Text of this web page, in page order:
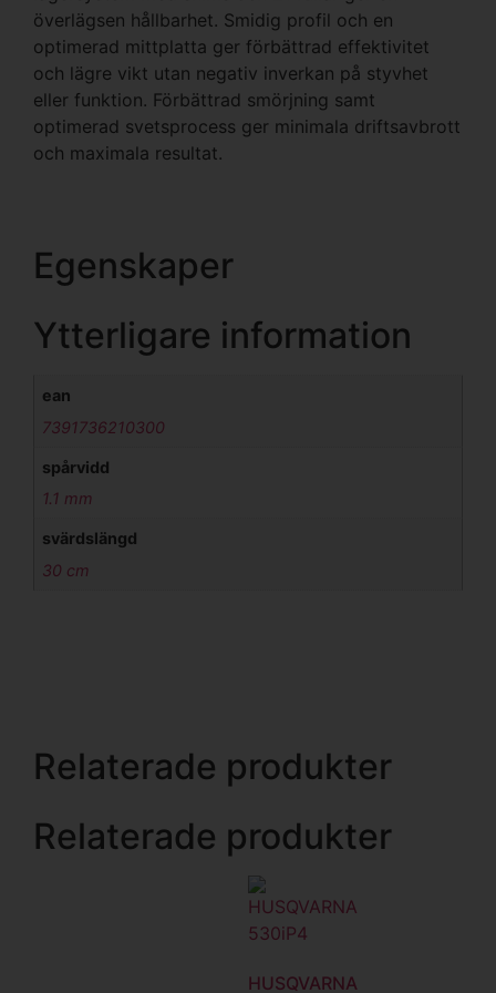
överlägsen hållbarhet. Smidig profil och en
optimerad mittplatta ger förbättrad effektivitet
och lägre vikt utan negativ inverkan på styvhet
eller funktion. Förbättrad smörjning samt
optimerad svetsprocess ger minimala driftsavbrott
och maximala resultat.
Egenskaper
Ytterligare information
ean
7391736210300
spårvidd
1.1 mm
svärdslängd
30 cm
Relaterade produkter
Relaterade produkter
HUSQVARNA